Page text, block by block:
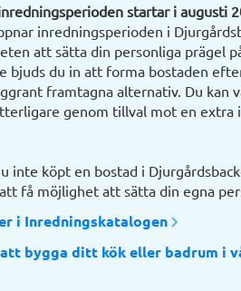
startar i augusti
inredningsperioden i
att sätta din personliga prägel
bjuds du in att forma bostaden
framtagna alternativ. Du kan
genom tillval mot en extra
inte köpt en bostad i
få möjlighet att sätta din egna
i Inredningskatalogen
att bygga ditt kök eller badrum i